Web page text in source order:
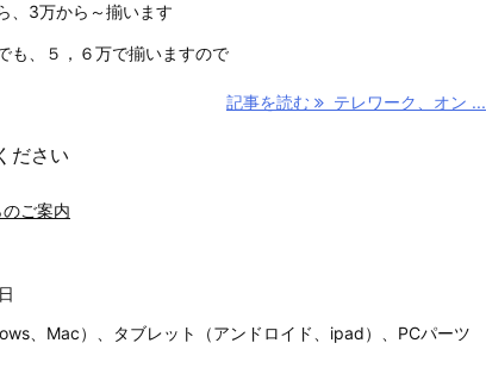
、3万から～揃います
も、５，６万で揃いますので
記事を読む テレワーク、オン ...
ださい
ご案内
、Mac）、タブレット（アンドロイド、ipad）、PCパーツ